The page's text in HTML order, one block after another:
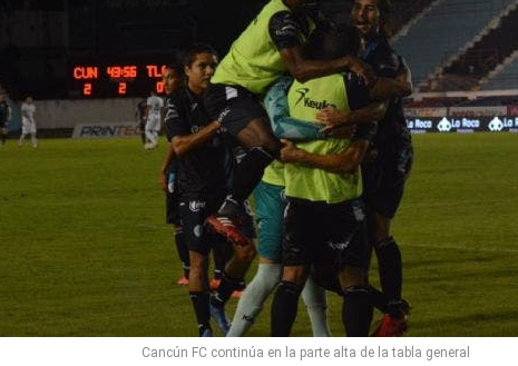
Cancún FC continúa en la parte alta de la tabla general